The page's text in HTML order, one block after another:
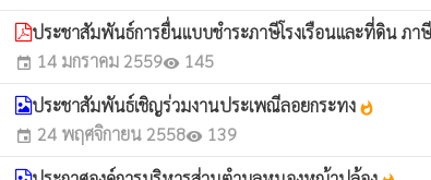
ประชาสัมพันธ์การยื่นแบบชำระภาษีโรงเรือนและที่ดิน ภ
event 14 มกราคม 2559visibility 145
ประชาสัมพันธ์เชิญร่วมงานประเพณีลอยกระทง whatshot
event 24 พฤศจิกายน 2558visibility 139